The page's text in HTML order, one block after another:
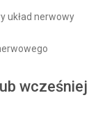
układ nerwowy
wcześniej